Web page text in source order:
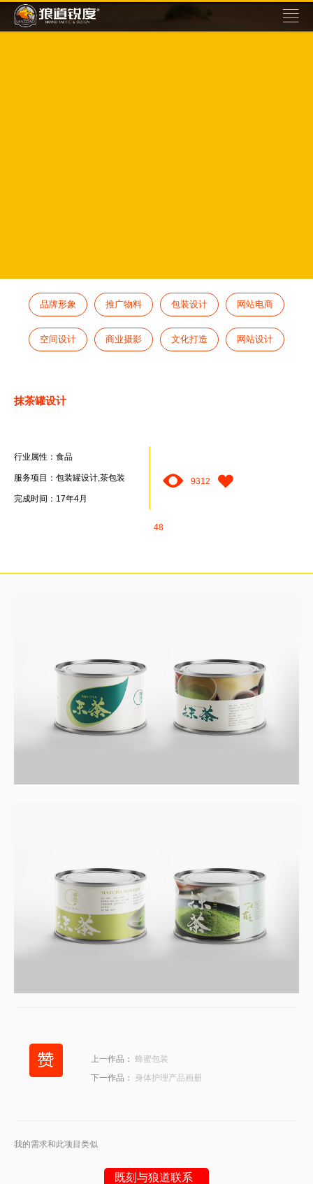
品牌形象 推广物料 包装设计 网站电商
空间设计 商业摄影 文化打造 网站设计
抹茶罐设计
行业属性：食品
服务项目：包装罐设计,茶包装
完成时间：17年4月
9312
48
上一作品： 蜂蜜包装
下一作品：
身体护理产品画册
我的需求和此项目类似
既刻与狼道联系